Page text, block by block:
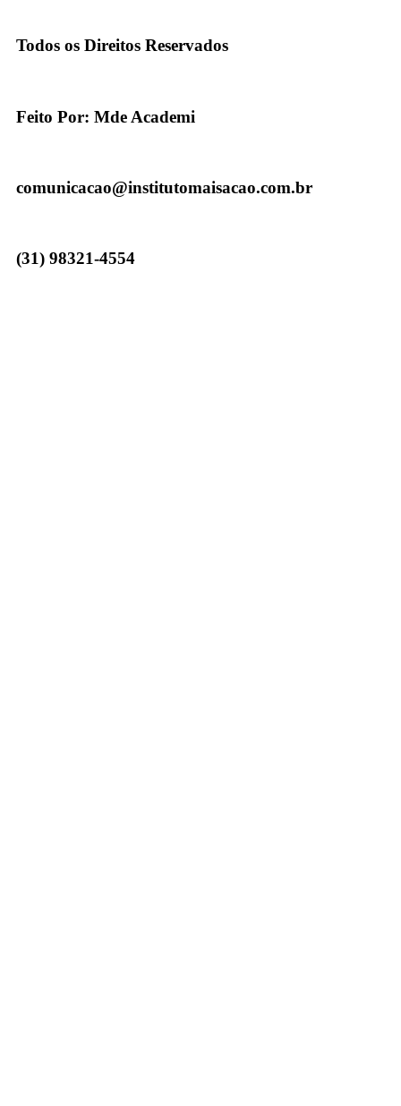
Todos os Direitos Reservados
Feito Por: Mde Academi
comunicacao@institutomaisacao.com.br
(31) 98321-4554